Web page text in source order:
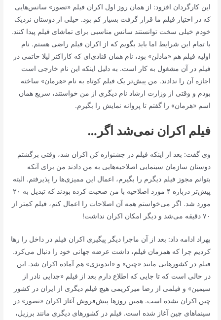
این کارگردان افزود: از همان روز اول اکران فیلم «تصور» سانس‌هایی
که در اختیار فیلم ما قرار گرفت بسیار کم بود. خیلی از دوستان نزدیک
خودم خیلی سخت توانستند سانس مناسبی برای تماشای فیلم پیدا کنند.
با تمام این شرایط اما باید بگویم که از اکران فیلم راضی هستم. نام
اولیه فیلم هم «مادلن» بود، نام همان قنادی‌ای که کاراکتر لیلا حاتمی در
فیلم در آن مشغول به کار است. به دلیل اینکه این نام خارجی است
اجازه آن را ندادند. من پیش‌تر یک فیلم کوتاه به نام «هرمان» ساخته
بودم و وقتی از وزارت ارشاد نام دیگری از من خواستند، سریع همان
اسم «هرمان» را گفتم تا پروانه نمایش را بگیرم.
فیلم اکران نمی‌شد اگر…
وی گفت: بعد از اینکه فیلم در جشنواره کن اکران شد، وقتی برگشتم
دوستان سازمان سینمایی اصلاحیه‌هایی به من دادند من برای آنکه
بتوانم مجوز فیلم دیگرم را بگیرم، اعمال این ممیزی‌ها را پذیرفتم. البته
پیش‌تر درباره ۴ مورد اصلاحیه با من صحبت کرده بودند که تبدیل به ۲۰
مورد شد. اگر می‌خواستم همه آن اصلاحات را اعمال کنم، فیلم کمتر از
۷۰ دقیقه می‌شد و دیگر امکان اکران نداشت!
بهراد ادامه داد: بعد از آن ماجرا دیگر پیگیری اکران فیلم در داخل را رها
کردیم چرا که همزمان فیلم، داشت عرضه جهانی خود را دنبال می‌کرد.
فیلم در کشورهایی مانند «چین» و «اندونزی» هم آماده اکران شد. این
در حالی است که تا جایی که اطلاع دارم بعد از فیلم «جدایی نادر از
سیمین» و فیلمی از رضا میرکریمی هیچ فیلم دیگری از ایران در کشور
چین اکران نشده است. همین روزها پیش‌فروش آغاز اکران «تصور» در
سینماهای چین آغاز شده است. فیلم در کشورهای دیگری مانند برزیل،